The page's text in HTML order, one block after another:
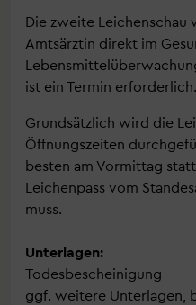
Die zweite
Amtsärztin direkt im
ist ein Termin erforderlich.
Grundsätzlich wird die
Öffnungszeiten
besten am Vormittag
Leichenpass vom
muss.
Unterlagen:
Todesbescheinigung
ggf. weitere Unterlagen,